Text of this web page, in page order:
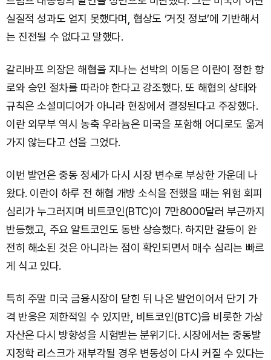
실질적 성과도 얻지 못했다며, 협상도 ‘거짓 정보’에 기반해서
는 진전될 수 없다고 말했다.
갈리바프 의장은 해협을 지나는 선박의 이동은 이란이 정한 항
로와 승인 절차를 따라야 한다고 강조했다. 또 해협의 상태와
규칙은 소셜미디어가 아니라 현장에서 결정된다고 주장했다.
이란 외무부 역시 농축 우라늄은 미국을 포함해 어디로도 옮겨
가지 않는다고 선을 그었다.
이번 발언은 중동 정세가 다시 시장 변수로 부상한 가운데 나
왔다. 이란이 하루 전 해협 개방 소식을 전했을 때는 위험 회피
심리가 누그러지며 비트코인(BTC)이 7만8000달러 부근까지
반등했고, 주요 알트코인도 동반 상승했다. 하지만 갈등이 완
전히 해소된 것은 아니라는 점이 확인되면서 매수 심리는 빠르
게 식고 있다.
특히 주말 미국 금융시장이 닫힌 뒤 나온 발언이어서 단기 가
격 반응은 제한적일 수 있지만, 비트코인(BTC)을 비롯한 가상
자산은 다시 방향성을 시험받는 분위기다. 시장에서는 중동발
지정학 리스크가 재부각될 경우 변동성이 다시 커질 수 있다는